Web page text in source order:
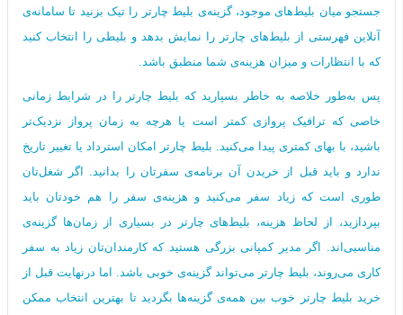
جستجو میان بلیط‌های موجود، گزینه‌ی بلیط چارتر را تیک بزنید تا سامانه‌ی
آنلاین فهرستی از بلیط‌های چارتر را نمایش بدهد و بلیطی را انتخاب کنید
که با انتظارات و میزان هزینه‌ی شما منطبق باشد.
پس به‌طور خلاصه به خاطر بسپارید که بلیط چارتر را در شرایط زمانی
خاصی که ترافیک پروازی کمتر است یا هرچه به زمان پرواز نزدیک‌تر
باشید، با بهای کمتری پیدا می‌کنید. بلیط چارتر امکان استرداد یا تغییر تاریخ
ندارد و باید قبل از خریدن آن برنامه‌ی سفرتان را بدانید. اگر شغل‌تان
طوری است که زیاد سفر می‌کنید و هزینه‌ی سفر را هم خودتان باید
بپردازید، از لحاظ هزینه، بلیط‌های چارتر در بسیاری از زمان‌ها گزینه‌ی
مناسبی‌اند. اگر مدیر کمپانی بزرگی هستید که کارمندان‌تان زیاد به سفر
کاری می‌روند، بلیط چارتر می‌تواند گزینه‌ی خوبی باشد. اما درنهایت قبل از
خرید بلیط چارتر خوب بین همه‌ی گزینه‌ها بگردید تا بهترین انتخاب ممکن